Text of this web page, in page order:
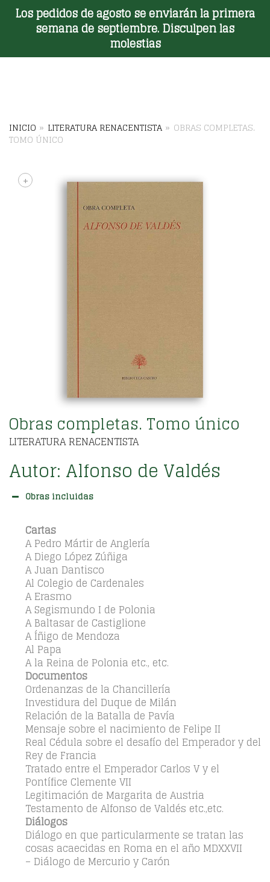
Los pedidos de agosto se enviarán la primera
semana de septiembre. Disculpen las
molestias
Toggle Menu
INICIO » LITERATURA RENACENTISTA » OBRAS COMPLETAS.
TOMO ÚNICO
+
Obras completas. Tomo único
LITERATURA RENACENTISTA
Autor: Alfonso de Valdés
Obras incluidas
Cartas
A Pedro Mártir de Anglería
A Diego López Zúñiga
A Juan Dantisco
Al Colegio de Cardenales
A Erasmo
A Segismundo I de Polonia
A Baltasar de Castiglione
A Íñigo de Mendoza
Al Papa
A la Reina de Polonia etc., etc.
Documentos
Ordenanzas de la Chancillería
Investidura del Duque de Milán
Relación de la Batalla de Pavía
Mensaje sobre el nacimiento de Felipe II
Real Cédula sobre el desafío del Emperador y del
Rey de Francia
Tratado entre el Emperador Carlos V y el
Pontífice Clemente VII
Legitimación de Margarita de Austria
Testamento de Alfonso de Valdés etc.,etc.
Diálogos
Diálogo en que particularmente se tratan las
cosas acaecidas en Roma en el año MDXXVII
– Diálogo de Mercurio y Carón